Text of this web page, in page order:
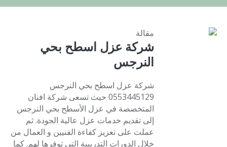
مقالة
شركة عزل اسطح بحي
النرجس
شركة عزل اسطح بحي النرجس
0553445129 حيث تسعى شركة افنان
المتخصصة في عزل الأسطح بحي النرجس
إلى تقديم خدمات عزل عالية الجودة. ثم
عملت على تعزيز كفاءة الفنيين و العمال من
خلال الدورات التدريبية التي توفرها لهم. كما